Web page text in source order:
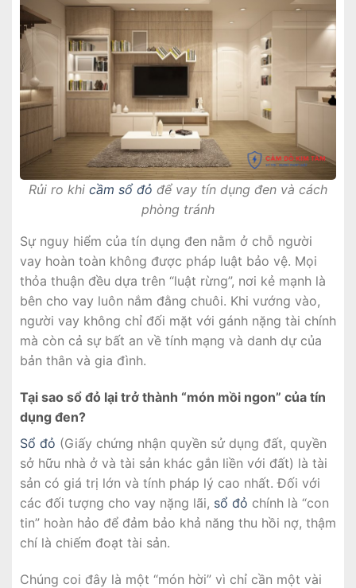
Rủi ro khi cầm sổ đỏ để vay tín dụng đen và cách
phòng tránh
Sự nguy hiểm của tín dụng đen nằm ở chỗ người
vay hoàn toàn không được pháp luật bảo vệ. Mọi
thỏa thuận đều dựa trên “luật rừng”, nơi kẻ mạnh là
bên cho vay luôn nắm đằng chuôi. Khi vướng vào,
người vay không chỉ đối mặt với gánh nặng tài chính
mà còn cả sự bất an về tính mạng và danh dự của
bản thân và gia đình.
Tại sao sổ đỏ lại trở thành “món mồi ngon” của tín
dụng đen?
Sổ đỏ (Giấy chứng nhận quyền sử dụng đất, quyền
sở hữu nhà ở và tài sản khác gắn liền với đất) là tài
sản có giá trị lớn và tính pháp lý cao nhất. Đối với
các đối tượng cho vay nặng lãi, sổ đỏ chính là “con
tin” hoàn hảo để đảm bảo khả năng thu hồi nợ, thậm
chí là chiếm đoạt tài sản.
Chúng coi đây là một “món hời” vì chỉ cần một vài